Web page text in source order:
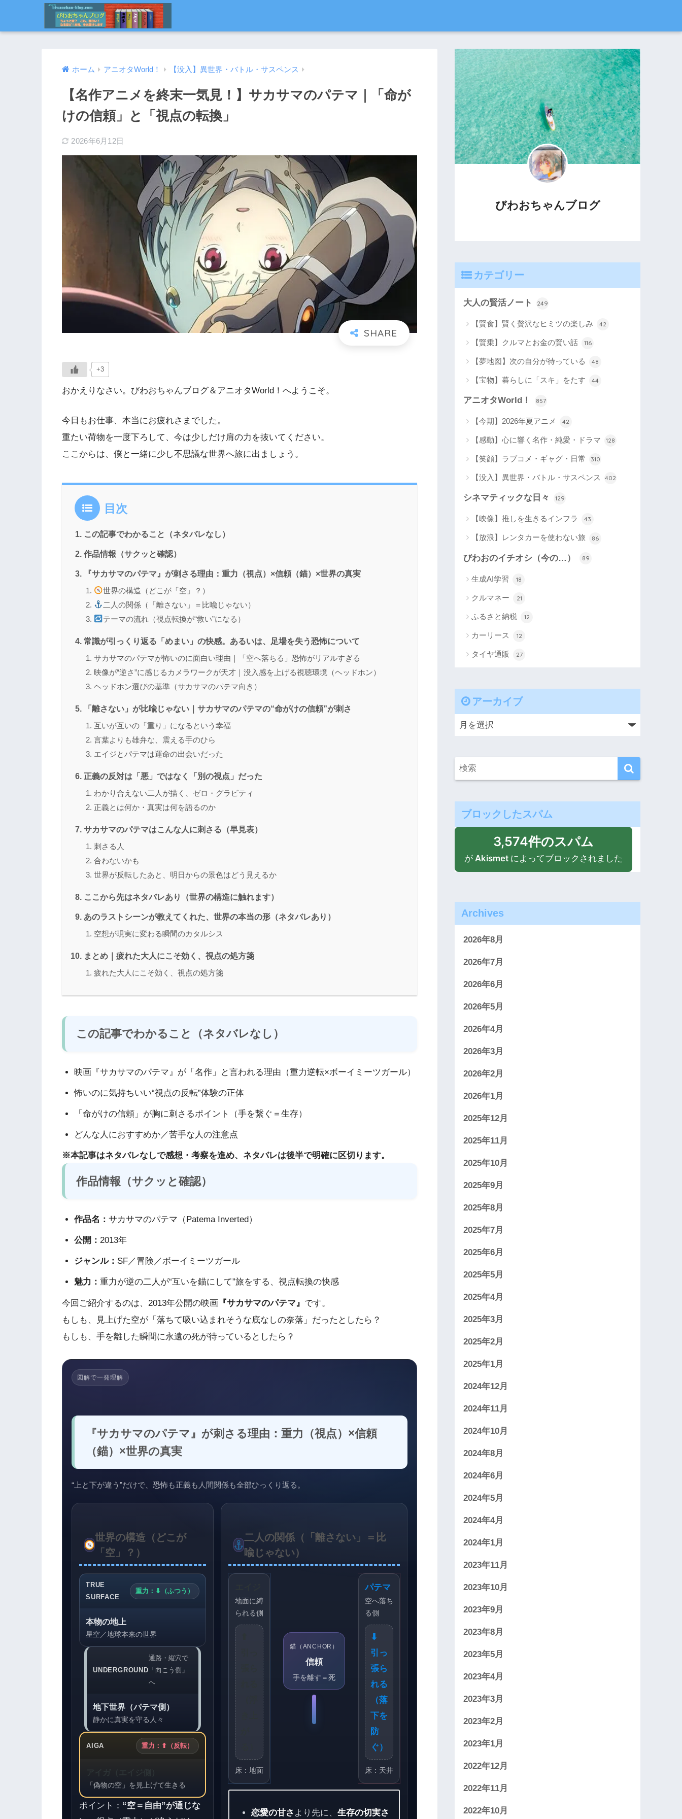
ホーム アニオタWorld！ 【没入】異世界・バトル・サスペンス
【名作アニメを終末一気見！】サカサマのパテマ｜「命が
けの信頼」と「視点の転換」
2026年6月12日
+3
おかえりなさい。びわおちゃんブログ＆アニオタWorld！へようこそ。
今日もお仕事、本当にお疲れさまでした。
重たい荷物を一度下ろして、今は少しだけ肩の力を抜いてください。
ここからは、僕と一緒に少し不思議な世界へ旅に出ましょう。
目次
この記事でわかること（ネタバレなし）
作品情報（サクッと確認）
『サカサマのパテマ』が刺さる理由：重力（視点）×信頼（錨）×世界の真実
世界の構造（どこが「空」？）
二人の関係（「離さない」＝比喩じゃない）
テーマの流れ（視点転換が“救い”になる）
常識が引っくり返る「めまい」の快感。あるいは、足場を失う恐怖について
サカサマのパテマが怖いのに面白い理由｜「空へ落ちる」恐怖がリアルすぎる
映像が“逆さ”に感じるカメラワークが天才｜没入感を上げる視聴環境（ヘッドホン）
ヘッドホン選びの基準（サカサマのパテマ向き）
「離さない」が比喩じゃない｜サカサマのパテマの“命がけの信頼”が刺さ
互いが互いの「重り」になるという幸福
言葉よりも雄弁な、震える手のひら
エイジとパテマは運命の出会いだった
正義の反対は「悪」ではなく「別の視点」だった
わかり合えない二人が描く、ゼロ・グラビティ
正義とは何か・真実は何を語るのか
サカサマのパテマはこんな人に刺さる（早見表）
刺さる人
合わないかも
世界が反転したあと、明日からの景色はどう見えるか
ここから先はネタバレあり（世界の構造に触れます）
あのラストシーンが教えてくれた、世界の本当の形（ネタバレあり）
空想が現実に変わる瞬間のカタルシス
まとめ｜疲れた大人にこそ効く、視点の処方箋
疲れた大人にこそ効く、視点の処方箋
この記事でわかること（ネタバレなし）
映画『サカサマのパテマ』が「名作」と言われる理由（重力逆転×ボーイミーツガール）
怖いのに気持ちいい“視点の反転”体験の正体
「命がけの信頼」が胸に刺さるポイント（手を繋ぐ＝生存）
どんな人におすすめか／苦手な人の注意点
※本記事はネタバレなしで感想・考察を進め、ネタバレは後半で明確に区切ります。
作品情報（サクッと確認）
作品名： サカサマのパテマ（Patema Inverted）
公開： 2013年
ジャンル： SF／冒険／ボーイミーツガール
魅力： 重力が逆の二人が“互いを錨にして”旅をする、視点転換の快感
今回ご紹介するのは、2013年公開の映画 『サカサマのパテマ』 です。
もしも、見上げた空が「落ちて吸い込まれそうな底なしの奈落」だったとしたら？
もしも、手を離した瞬間に永遠の死が待っているとしたら？
図解で一発理解
『サカサマのパテマ』が刺さる理由：重力（視点）×信頼
（錨）×世界の真実
“上と下が違う”だけで、恐怖も正義も人間関係も全部ひっくり返る。
世界の構造（どこが
「空」？）
TRUE
SURFACE
重力：⬇（ふつう）
本物の地上
星空／地球本来の世界
UNDERGROUND
通路・縦穴で
「向こう側」
へ
地下世界（パテマ側）
静かに真実を守る人々
AIGA 重力：⬆（反転）
「偽物の空」を見上げて生きる
ポイント： “空＝自由”が通じな
二人の関係（「離さない」＝比
喩じゃない）
地面に縛
られる側
床：地面
錨（ANCHOR）
信頼
手を離す＝死
パテマ
空へ落ち
る側
⬇
引っ
張ら
れる
（落
下を
防
ぐ）
床：天井
恋愛の甘さ より先に、 生存の切実さ
びわおちゃんブログ
カテゴリー
大人の賢活ノート 249
【賢食】賢く贅沢なヒミツの楽しみ 42
【賢乗】クルマとお金の賢い話 116
【夢地図】次の自分が待っている 48
【宝物】暮らしに「スキ」をたす 44
アニオタWorld！ 857
【今期】2026年夏アニメ 42
【感動】心に響く名作・純愛・ドラマ 128
【笑顔】ラブコメ・ギャグ・日常 310
【没入】異世界・バトル・サスペンス 402
シネマティックな日々 129
【映像】推しを生きるインフラ 43
【放浪】レンタカーを使わない旅 86
びわおのイチオシ（今の…） 89
生成AI学習 18
クルマネー 21
ふるさと納税 12
カーリース 12
タイヤ通販 27
アーカイブ
ブロックしたスパム
3,574件のスパム
が Akismet によってブロックされました
Archives
2026年8月
2026年7月
2026年6月
2026年5月
2026年4月
2026年3月
2026年2月
2026年1月
2025年12月
2025年11月
2025年10月
2025年9月
2025年8月
2025年7月
2025年6月
2025年5月
2025年4月
2025年3月
2025年2月
2025年1月
2024年12月
2024年11月
2024年10月
2024年8月
2024年6月
2024年5月
2024年4月
2024年1月
2023年11月
2023年10月
2023年9月
2023年8月
2023年5月
2023年4月
2023年3月
2023年2月
2023年1月
2022年12月
2022年11月
2022年10月